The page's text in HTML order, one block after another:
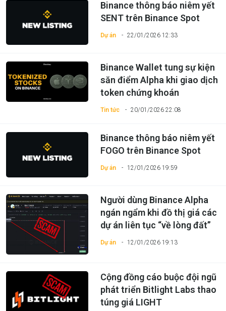
Dự án 22/01/2026 12:33
Binance thông báo niêm yết
SENT trên Binance Spot
Tin tức 20/01/2026 22:08
Binance Wallet tung sự kiện
săn điểm Alpha khi giao dịch
token chứng khoán
Dự án 12/01/2026 19:59
Binance thông báo niêm yết
FOGO trên Binance Spot
Dự án 12/01/2026 19:13
Người dùng Binance Alpha
ngán ngẩm khi đồ thị giá các
dự án liên tục “về lòng đất”
Cộng đồng cáo buộc đội ngũ
phát triển Bitlight Labs thao
túng giá LIGHT